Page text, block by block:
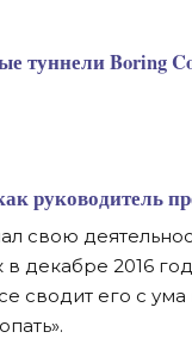
туннели Boring
руководитель
свою
в декабре 2016
сводит его с ума